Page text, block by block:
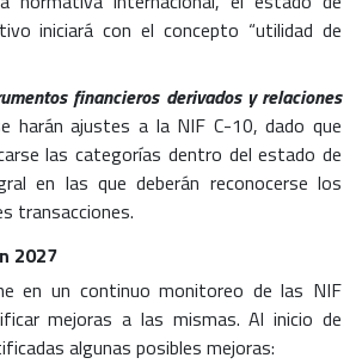
iniciará con el concepto “utilidad de
financieros derivados y relaciones
harán ajustes a la NIF C-10, dado que
las categorías dentro del estado de
en las que deberán reconocerse los
transacciones.
2027
en un continuo monitoreo de las NIF
mejoras a las mismas. Al inicio de
algunas posibles mejoras: